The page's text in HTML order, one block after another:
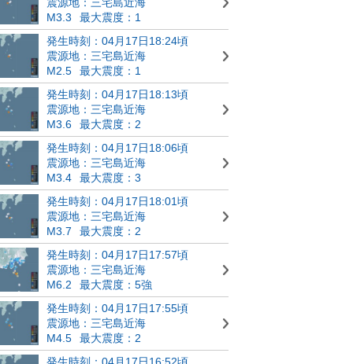
M3.3
最大震度：1
発生時刻：04月17日18:24頃
震源地：三宅島近海
M2.5
最大震度：1
発生時刻：04月17日18:13頃
震源地：三宅島近海
M3.6
最大震度：2
発生時刻：04月17日18:06頃
震源地：三宅島近海
M3.4
最大震度：3
発生時刻：04月17日18:01頃
震源地：三宅島近海
M3.7
最大震度：2
発生時刻：04月17日17:57頃
震源地：三宅島近海
M6.2
最大震度：5強
発生時刻：04月17日17:55頃
震源地：三宅島近海
M4.5
最大震度：2
発生時刻：04月17日16:52頃